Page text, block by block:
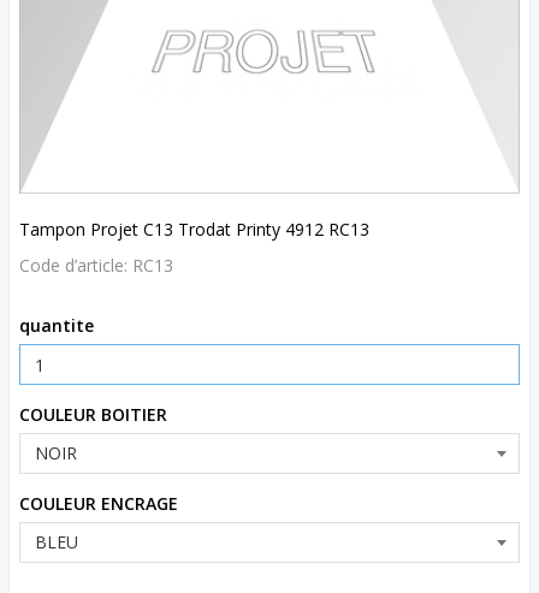
Tampon Projet C13 Trodat Printy 4912 RC13
Code d’article: RC13
quantite
COULEUR BOITIER
COULEUR ENCRAGE